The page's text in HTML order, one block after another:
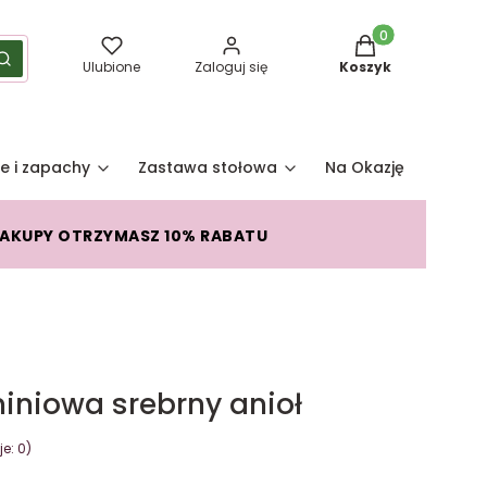
Szukaj Ulubione Zaloguj się
Produkty w
Koszyk
i zapachy Zastawa stołowa Na Okazję
OTRZYMASZ 10% RABATU
srebrny anioł
0)